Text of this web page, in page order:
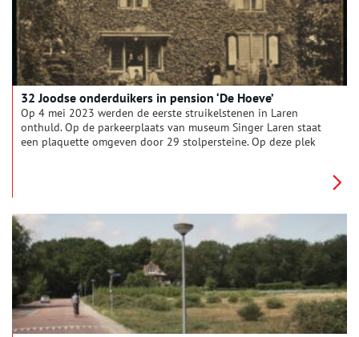
32 Joodse onderduikers in pension ‘De Hoeve’
Op 4 mei 2023 werden de eerste struikelstenen in Laren
onthuld. Op de parkeerplaats van museum Singer Laren staat
een plaquette omgeven door 29 stolpersteine. Op deze plek